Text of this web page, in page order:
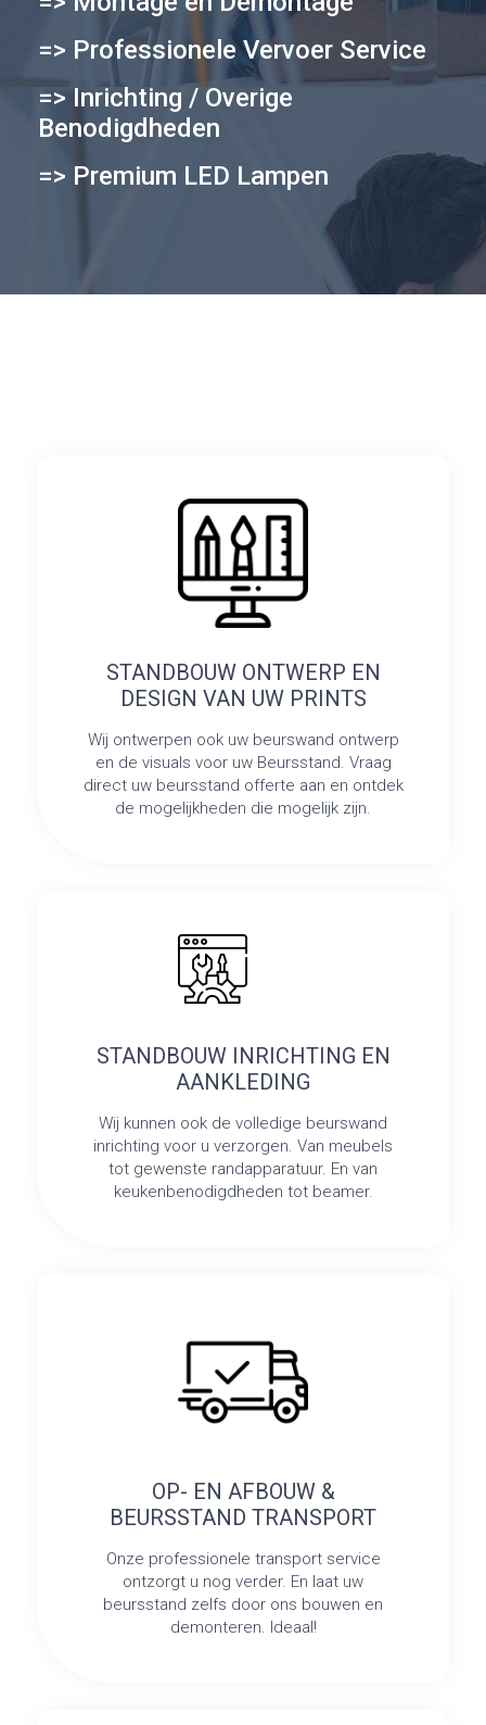
=> Professionele Vervoer Service
=> Inrichting / Overige
Benodigdheden
=> Premium LED Lampen
STANDBOUW ONTWERP EN
DESIGN VAN UW PRINTS
Wij ontwerpen ook uw beurswand ontwerp
en de visuals voor uw Beursstand. Vraag
direct uw beursstand offerte aan en ontdek
de mogelijkheden die mogelijk zijn.
STANDBOUW INRICHTING EN
AANKLEDING
Wij kunnen ook de volledige beurswand
inrichting voor u verzorgen. Van meubels
tot gewenste randapparatuur. En van
keukenbenodigdheden tot beamer.
OP- EN AFBOUW &
BEURSSTAND TRANSPORT
Onze professionele transport service
ontzorgt u nog verder. En laat uw
beursstand zelfs door ons bouwen en
demonteren. Ideaal!